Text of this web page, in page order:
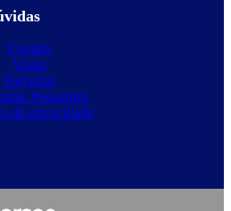
Contato
Vagas
Parcerias
frequentes
de privacidade